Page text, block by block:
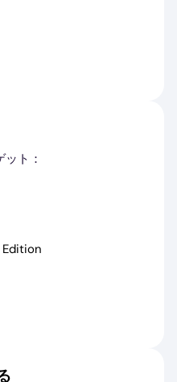
ト：